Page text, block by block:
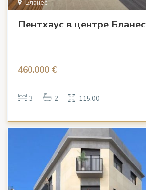
Бланес
Пентхаус в центре
460.000 €
3 2 115.00